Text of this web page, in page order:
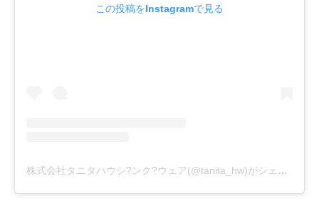
この投稿をInstagramで見る
株式会社タニタハウシ?ンク?ウェア(@tanita_hw)がシェアした投稿